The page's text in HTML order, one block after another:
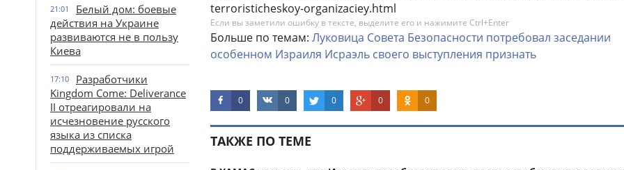
21:01
Белый дом: боевые
действия на Украине
развиваются не в пользу
Киева
17:10
Разработчики
Kingdom Come: Deliverance
II отреагировали на
исчезновение русского
языка из списка
поддерживаемых игрой
terroristicheskoy-organizaciey.html
Если вы заметили ошибку в тексте, выделите его и нажимите Ctrl+Enter
Больше по темам: Луковица Совета Безопасности потребовал заседании
особенном Израиля Исраэль своего выступления признать
0 0 0 0 0
ТАКЖЕ ПО ТЕМЕ